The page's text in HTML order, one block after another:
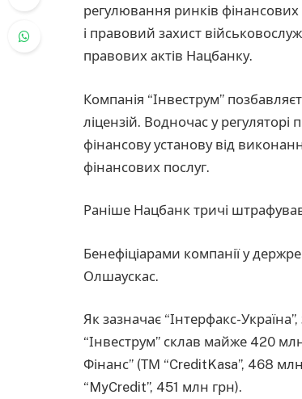
регулювання ринків
і правовий захист
правових актів Нацбанку.
Компанія “Інвеструм”
ліцензій. Водночас у
фінансову установу від
фінансових послуг.
Раніше Нацбанк тричі
Бенефіціарами компанії у
Олшаускас.
Як зазначає “Інтерфакс-
“Інвеструм” склав майже 420
Фінанс” (ТМ “CreditKasa”, 468
“MyCredit”, 451 млн грн).